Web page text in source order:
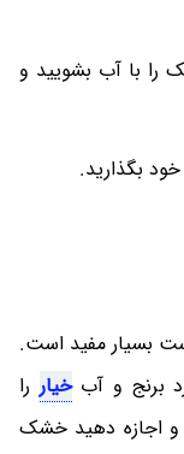
را با آب بشویید و
بسیار مفید است.
خیاررا
و اجازه دهید خشک